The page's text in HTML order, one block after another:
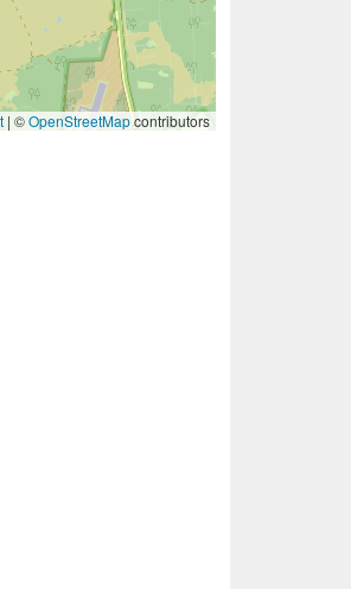
| ©OpenStreetMapcontributors